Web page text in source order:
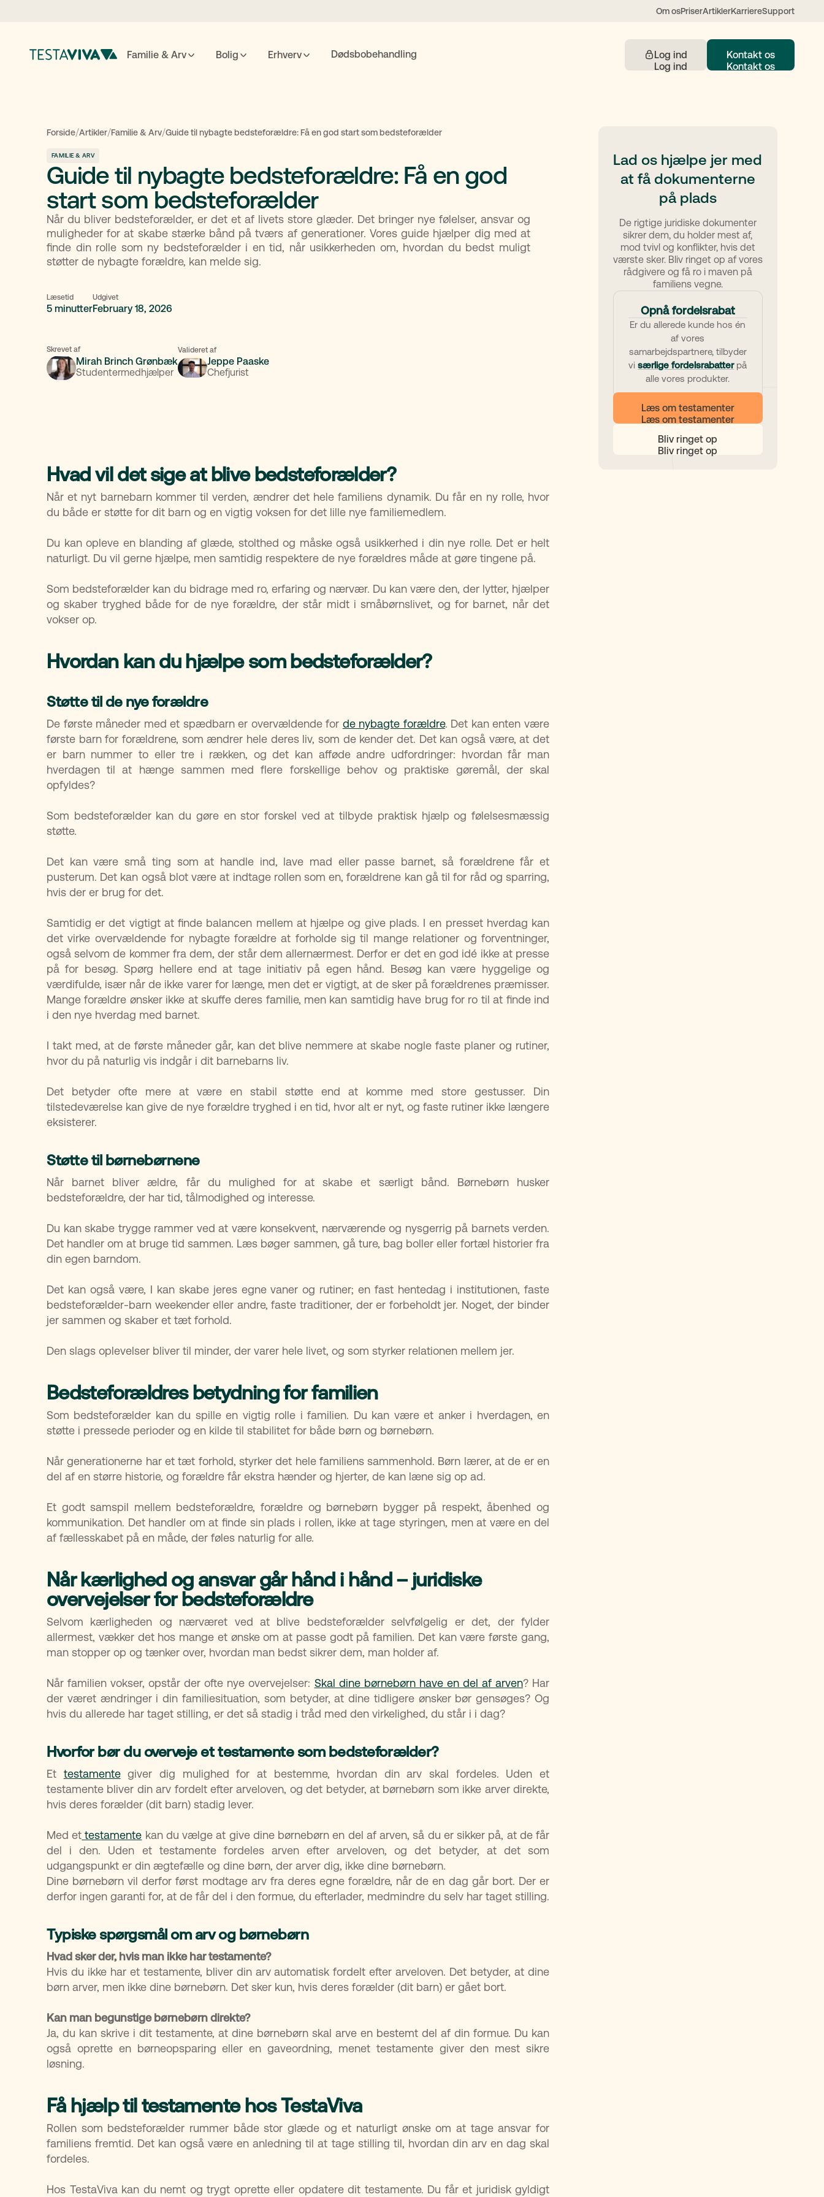
Om osPriserArtiklerKarriereSupport
Familie & Arv Bolig Erhverv Dødsbobehandling Log ind Kontakt os
Forside/Artikler/Familie & Arv/Guide til nybagte bedsteforældre: Få en god start som bedsteforælder
FAMILIE & ARV
Guide til nybagte bedsteforældre: Få en god
start som bedsteforælder
Når du bliver bedsteforælder, er det et af livets store glæder. Det bringer nye følelser, ansvar og
muligheder for at skabe stærke bånd på tværs af generationer. Vores guide hjælper dig med at
finde din rolle som ny bedsteforælder i en tid, når usikkerheden om, hvordan du bedst muligt
støtter de nybagte forældre, kan melde sig.
Læsetid
5 minutter
Udgivet
February 18, 2026
Skrevet af
Mirah Brinch Grønbæk
Studentermedhjælper
Valideret af
Jeppe Paaske
Chefjurist
Hvad vil det sige at blive bedsteforælder?
Når et nyt barnebarn kommer til verden, ændrer det hele familiens dynamik. Du får en ny rolle, hvor
du både er støtte for dit barn og en vigtig voksen for det lille nye familiemedlem.
Du kan opleve en blanding af glæde, stolthed og måske også usikkerhed i din nye rolle. Det er helt
naturligt. Du vil gerne hjælpe, men samtidig respektere de nye forældres måde at gøre tingene på.
Som bedsteforælder kan du bidrage med ro, erfaring og nærvær. Du kan være den, der lytter, hjælper
og skaber tryghed både for de nye forældre, der står midt i småbørnslivet, og for barnet, når det
vokser op.
Hvordan kan du hjælpe som bedsteforælder?
Støtte til de nye forældre
De første måneder med et spædbarn er overvældende for de nybagte forældre. Det kan enten være
første barn for forældrene, som ændrer hele deres liv, som de kender det. Det kan også være, at det
er barn nummer to eller tre i rækken, og det kan afføde andre udfordringer: hvordan får man
hverdagen til at hænge sammen med flere forskellige behov og praktiske gøremål, der skal
opfyldes?
Som bedsteforælder kan du gøre en stor forskel ved at tilbyde praktisk hjælp og følelsesmæssig
støtte.
Det kan være små ting som at handle ind, lave mad eller passe barnet, så forældrene får et
pusterum. Det kan også blot være at indtage rollen som en, forældrene kan gå til for råd og sparring,
hvis der er brug for det.
Samtidig er det vigtigt at finde balancen mellem at hjælpe og give plads. I en presset hverdag kan
det virke overvældende for nybagte forældre at forholde sig til mange relationer og forventninger,
også selvom de kommer fra dem, der står dem allernærmest. Derfor er det en god idé ikke at presse
på for besøg. Spørg hellere end at tage initiativ på egen hånd. Besøg kan være hyggelige og
værdifulde, især når de ikke varer for længe, men det er vigtigt, at de sker på forældrenes præmisser.
Mange forældre ønsker ikke at skuffe deres familie, men kan samtidig have brug for ro til at finde ind
i den nye hverdag med barnet.
I takt med, at de første måneder går, kan det blive nemmere at skabe nogle faste planer og rutiner,
hvor du på naturlig vis indgår i dit barnebarns liv.
Det betyder ofte mere at være en stabil støtte end at komme med store gestusser. Din
tilstedeværelse kan give de nye forældre tryghed i en tid, hvor alt er nyt, og faste rutiner ikke længere
eksisterer.
Støtte til børnebørnene
Når barnet bliver ældre, får du mulighed for at skabe et særligt bånd. Børnebørn husker
bedsteforældre, der har tid, tålmodighed og interesse.
Du kan skabe trygge rammer ved at være konsekvent, nærværende og nysgerrig på barnets verden.
Det handler om at bruge tid sammen. Læs bøger sammen, gå ture, bag boller eller fortæl historier fra
din egen barndom.
Det kan også være, I kan skabe jeres egne vaner og rutiner; en fast hentedag i institutionen, faste
bedsteforælder-barn weekender eller andre, faste traditioner, der er forbeholdt jer. Noget, der binder
jer sammen og skaber et tæt forhold.
Den slags oplevelser bliver til minder, der varer hele livet, og som styrker relationen mellem jer.
Bedsteforældres betydning for familien
Som bedsteforælder kan du spille en vigtig rolle i familien. Du kan være et anker i hverdagen, en
støtte i pressede perioder og en kilde til stabilitet for både børn og børnebørn.
Når generationerne har et tæt forhold, styrker det hele familiens sammenhold. Børn lærer, at de er en
del af en større historie, og forældre får ekstra hænder og hjerter, de kan læne sig op ad.
Et godt samspil mellem bedsteforældre, forældre og børnebørn bygger på respekt, åbenhed og
kommunikation. Det handler om at finde sin plads i rollen, ikke at tage styringen, men at være en del
af fællesskabet på en måde, der føles naturlig for alle.
Når kærlighed og ansvar går hånd i hånd – juridiske
overvejelser for bedsteforældre
Selvom kærligheden og nærværet ved at blive bedsteforælder selvfølgelig er det, der fylder
allermest, vækker det hos mange et ønske om at passe godt på familien. Det kan være første gang,
man stopper op og tænker over, hvordan man bedst sikrer dem, man holder af.
Når familien vokser, opstår der ofte nye overvejelser: Skal dine børnebørn have en del af arven? Har
der været ændringer i din familiesituation, som betyder, at dine tidligere ønsker bør gensøges? Og
hvis du allerede har taget stilling, er det så stadig i tråd med den virkelighed, du står i i dag?
Hvorfor bør du overveje et testamente som bedsteforælder?
Et testamentegiver dig mulighed for at bestemme, hvordan din arv skal fordeles. Uden et
testamente bliver din arv fordelt efter arveloven, og det betyder, at børnebørn som ikke arver direkte,
hvis deres forælder (dit barn) stadig lever.
Med et testamente kan du vælge at give dine børnebørn en del af arven, så du er sikker på, at de får
del i den. Uden et testamente fordeles arven efter arveloven, og det betyder, at det som
udgangspunkt er din ægtefælle og dine børn, der arver dig, ikke dine børnebørn.
Dine børnebørn vil derfor først modtage arv fra deres egne forældre, når de en dag går bort. Der er
derfor ingen garanti for, at de får del i den formue, du efterlader, medmindre du selv har taget stilling.
Typiske spørgsmål om arv og børnebørn
Hvad sker der, hvis man ikke har testamente?
Hvis du ikke har et testamente, bliver din arv automatisk fordelt efter arveloven. Det betyder, at dine
børn arver, men ikke dine børnebørn. Det sker kun, hvis deres forælder (dit barn) er gået bort.
Kan man begunstige børnebørn direkte?
Ja, du kan skrive i dit testamente, at dine børnebørn skal arve en bestemt del af din formue. Du kan
også oprette en børneopsparing eller en gaveordning, menet testamente giver den mest sikre
løsning.
Få hjælp til testamente hos TestaViva
Rollen som bedsteforælder rummer både stor glæde og et naturligt ønske om at tage ansvar for
familiens fremtid. Det kan også være en anledning til at tage stilling til, hvordan din arv en dag skal
fordeles.
Hos TestaViva kan du nemt og trygt oprette eller opdatere dit testamente. Du får et juridisk gyldigt
Lad os hjælpe jer med
at få dokumenterne
på plads
De rigtige juridiske dokumenter
sikrer dem, du holder mest af,
mod tvivl og konflikter, hvis det
værste sker. Bliv ringet op af vores
rådgivere og få ro i maven på
familiens vegne.
Opnå fordelsrabat
Er du allerede kunde hos én
af vores
samarbejdspartnere, tilbyder
visærlige fordelsrabatterpå
alle vores produkter.
Læs om testamenter
Bliv ringet op
Testamente Fremtidsfuldmagt Bolighandel
ESC luk ↵ søg